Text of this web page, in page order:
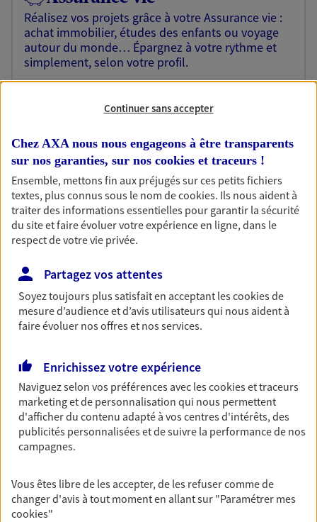
Réalisez vos projets grâce à votre Assurance vie :
achat immobilier, études des enfants ou voyage
autour du monde… Épargnez à votre rythme et
simplement, selon votre profil.
NOUS CONTACTER
Retraite
Préparez sereinement ce nouveau chapitre de
votre vie avec les conseils d'un expert. Découvrez
notre nouvelle solution PER (Plan Epargne
Retraite) spécialement conçue pour la retraite.
Découvrir l'offre Retraite
NOUS CONTACTER
Gagnez en simplicité et en sérénité avec votre
assurance multirisque entreprise. Un contrat
unique pour protéger vos locaux, matériels pro,
équipements et stocks… sans oublier votre
responsabilité civile.
Découvrir l'offre Multirisque Entreprise
DEMANDER UN DEVIS
Continuer sans accepter
Chez AXA nous nous engageons à être transparents
sur nos garanties, sur nos cookies et traceurs !
Ensemble, mettons fin aux préjugés sur ces petits fichiers
textes, plus connus sous le nom decookies. Ils nous aident à
traiter des informations essentielles pour garantir la sécurité
du site et faire évoluer votre expérience en ligne, dans le
respect de votre vie privée.
Partagez vos attentes
Soyez toujours plus satisfait en acceptant lescookiesde
mesure d’audience et d’avis utilisateurs qui nous aident à
faire évoluer nos offres et nos services.
Enrichissez votre expérience
Naviguez selon vos préférences avec lescookies et traceurs
marketing et de personnalisation qui nous permettent
d'afficher du contenu adapté à vos centres d'intérêts, des
publicités personnalisées et de suivre la performance de nos
campagnes.
Vous êtes libre de les accepter, de les refuser comme de
changer d'avis à tout moment en allant sur "Paramétrer mes
cookies"